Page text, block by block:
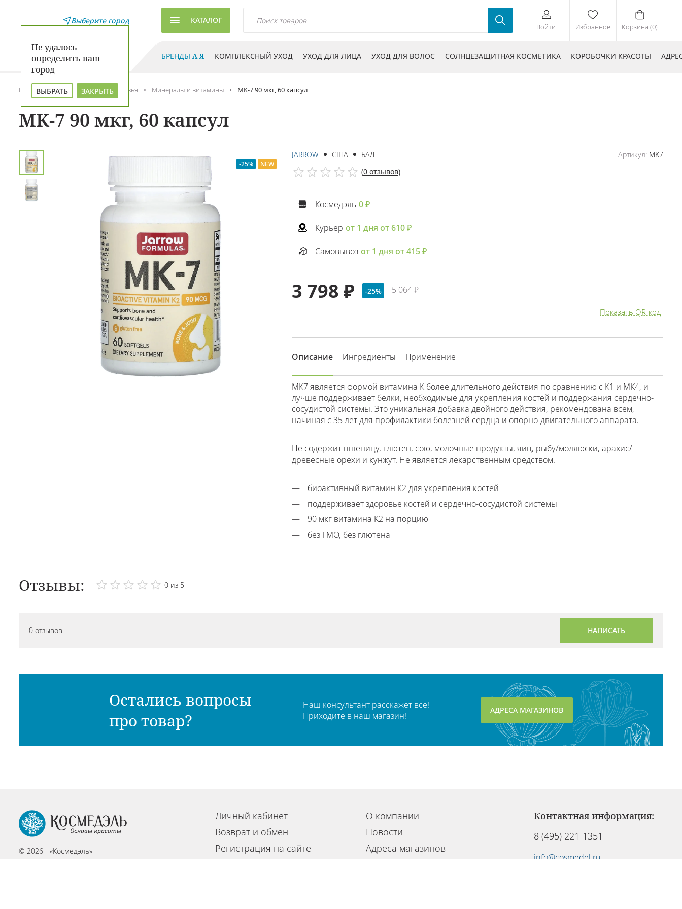
Выберите город
Не удалось
определить ваш
город
ВЫБРАТЬ ЗАКРЫТЬ
КАТАЛОГ
Войти Избранное Корзина (0)
БРЕНДЫ А-Я КОМПЛЕКСНЫЙ УХОД УХОД ДЛЯ ЛИЦА УХОД ДЛЯ ВОЛОС СОЛНЦЕЗАЩИТНАЯ КОСМЕТИКА КОРОБОЧКИ КРАСОТЫ
Главная Каталог Для здоровья Минералы и витамины MK-7 90 мкг, 60 капсул
MK-7 90 мкг, 60 капсул
-25% NEW
JARROW США БАД Артикул: MK7
(0 отзывов)
Космедэль 0 ₽
Курьер от 1 дня от 610 ₽
Самовывоз от 1 дня от 415 ₽
3 798 ₽ -25% 5 064 ₽
Показать QR-код
Описание Ингредиенты Применение
МК7 является формой витамина К более длительного действия по сравнению с К1 и МК4, и
лучше поддерживает белки, необходимые для укрепления костей и поддержания сердечно-
сосудистой системы. Это уникальная добавка двойного действия, рекомендована всем,
начиная с 35 лет для профилактики болезней сердца и опорно-двигательного аппарата.
Не содержит пшеницу, глютен, сою, молочные продукты, яиц, рыбу/моллюски, арахис/
древесные орехи и кунжут. Не является лекарственным средством.
биоактивный витамин К2 для укрепления костей
поддерживает здоровье костей и сердечно-сосудистой системы
90 мкг витамина К2 на порцию
без ГМО, без глютена
Отзывы: 0 из 5
0 отзывов НАПИСАТЬ
Остались вопросы
про товар?
Наш консультант расскажет всё!
Приходите в наш магазин!
АДРЕСА МАГАЗИНОВ
© 2026 - «Космедэль»
Личный кабинет
Возврат и обмен
Регистрация на сайте
О компании
Новости
Адреса магазинов
Контактная информация:
8 (495) 221-1351
info@cosmedel.ru